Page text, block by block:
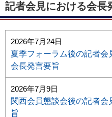
記者会見における会長
2026年7月24日
夏季フォーラム後の記者
会長発言要旨
2026年7月9日
関西会員懇談会後の記者
旨